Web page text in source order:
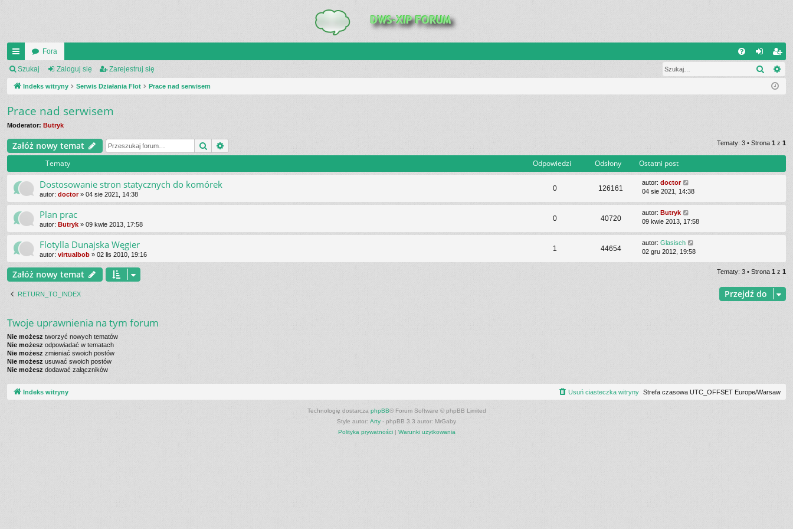
UI
C
_L
IN
K
S
Fora
al
ę
ar
ej
j
si
ę
Szukaj Zaloguj się Zarejestruj się Szukaj
Indeks witryny Serwis Działania Flot Prace nad serwisem
Prace nad serwisem
Moderator: Butryk
Załóż nowy temat Szukaj Tematy: 3 • Strona 1 z 1
Tematy Odpowiedzi Odsłony Ostatni post
Dostosowanie stron statycznych do komórek
autor: doctor» 04 sie 2021, 14:38
0 126161
autor: doctor
04 sie 2021, 14:38
Plan prac
autor: Butryk » 09 kwie 2013, 17:58
0 40720
autor: Butryk
09 kwie 2013, 17:58
Flotylla Dunajska Węgier
autor: virtualbob » 02 lis 2010, 19:16
1 44654
autor: Glasisch
02 gru 2012, 19:58
Załóż nowy temat Tematy: 3 • Strona1 z 1
RETURN_TO_INDEX Przejdź do
Twoje uprawnienia na tym forum
Nie możesz tworzyć nowych tematów
Nie możesz odpowiadać w tematach
Nie możesz zmieniać swoich postów
Nie możesz usuwać swoich postów
Nie możesz dodawać załączników
Indeks witryny Strefa czasowa UTC_OFFSET Europe/Warsaw
Usuń ciasteczka witryny
Technologię dostarcza phpBB® Forum Software © phpBB Limited
Style autor: Arty - phpBB 3.3 autor: MrGaby
Polityka prywatności| Warunki użytkowania